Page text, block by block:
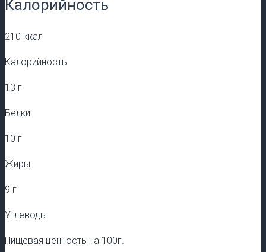
Калорийность
210 ккал
Калорийность
13 г
Белки
10 г
Жиры
9 г
Углеводы
Пищевая ценность на 100г.